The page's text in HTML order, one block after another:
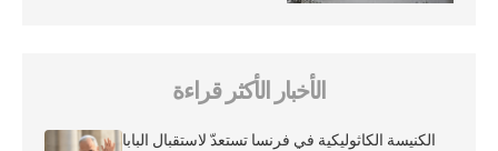
الأخبار الأكثر قراءة
الكنيسة الكاثوليكية في فرنسا تستعدّ لاستقبال البابا